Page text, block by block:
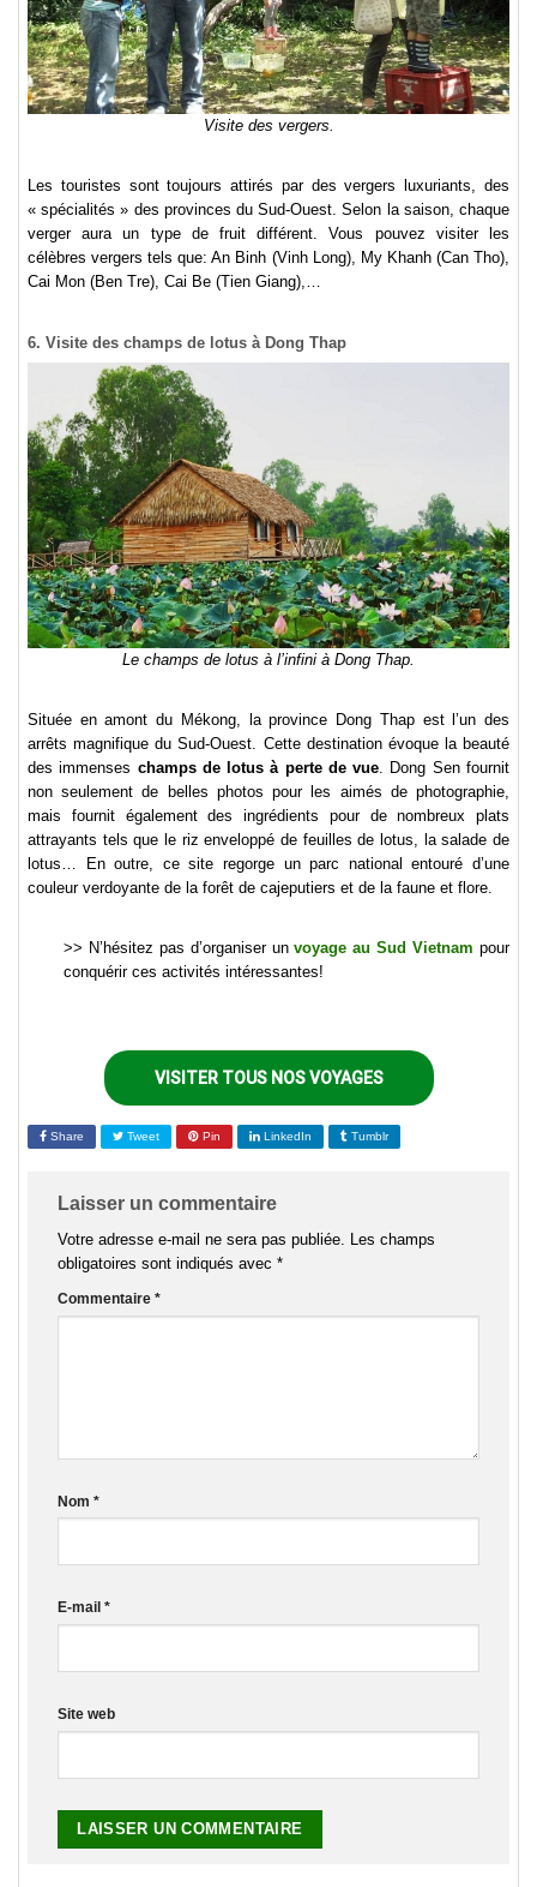
Visite des vergers.
Les touristes sont toujours attirés par des vergers luxuriants, des
« spécialités » des provinces du Sud-Ouest. Selon la saison, chaque
verger aura un type de fruit différent. Vous pouvez visiter les
célèbres vergers tels que: An Binh (Vinh Long), My Khanh (Can Tho),
Cai Mon (Ben Tre), Cai Be (Tien Giang),…
6. Visite des champs de lotus à Dong Thap
Le champs de lotus à l’infini à Dong Thap.
Située en amont du Mékong, la province Dong Thap est l’un des
arrêts magnifique du Sud-Ouest. Cette destination évoque la beauté
des immenses champs de lotus à perte de vue. Dong Sen fournit
non seulement de belles photos pour les aimés de photographie,
mais fournit également des ingrédients pour de nombreux plats
attrayants tels que le riz enveloppé de feuilles de lotus, la salade de
lotus… En outre, ce site regorge un parc national entouré d’une
couleur verdoyante de la forêt de cajeputiers et de la faune et flore.
>> N’hésitez pas d’organiser unvoyage au Sud Vietnam pour
conquérir ces activités intéressantes!
VISITER TOUS NOS VOYAGES
Share Tweet Pin LinkedIn Tumblr
Laisser un commentaire
Votre adresse e-mail ne sera pas publiée. Les champs
obligatoires sont indiqués avec *
Commentaire *
Nom *
E-mail *
Site web